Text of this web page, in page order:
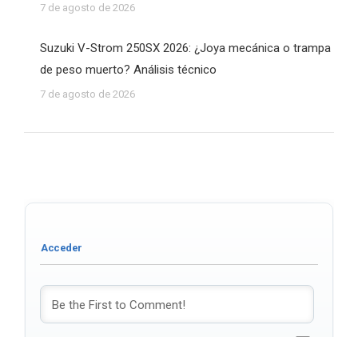
7 de agosto de 2026
Suzuki V-Strom 250SX 2026: ¿Joya mecánica o trampa
de peso muerto? Análisis técnico
7 de agosto de 2026